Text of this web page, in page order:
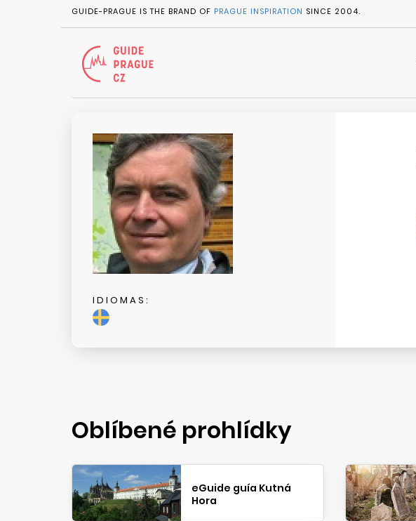
GUIDE-PRAGUE IS THE BRAND OF PRAGUE INSPIRATION SINCE 2004.
IDIOMAS:
Oblíbené prohlídky
eGuide guía Kutná
Hora